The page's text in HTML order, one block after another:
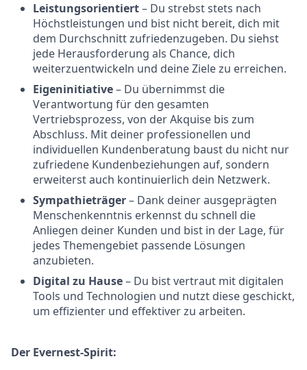
Leistungsorientiert– Du strebst stets nach
Höchstleistungen und bist nicht bereit, dich mit
dem Durchschnitt zufriedenzugeben. Du siehst
jede Herausforderung als Chance, dich
weiterzuentwickeln und deine Ziele zu erreichen.
Eigeninitiative– Du übernimmst die
Verantwortung für den gesamten
Vertriebsprozess, von der Akquise bis zum
Abschluss. Mit deiner professionellen und
individuellen Kundenberatung baust du nicht nur
zufriedene Kundenbeziehungen auf, sondern
erweiterst auch kontinuierlich dein Netzwerk.
Sympathieträger– Dank deiner ausgeprägten
Menschenkenntnis erkennst du schnell die
Anliegen deiner Kunden und bist in der Lage, für
jedes Themengebiet passende Lösungen
anzubieten.
Digital zu Hause– Du bist vertraut mit digitalen
Tools und Technologien und nutzt diese geschickt,
um effizienter und effektiver zu arbeiten.
Der Evernest-Spirit: